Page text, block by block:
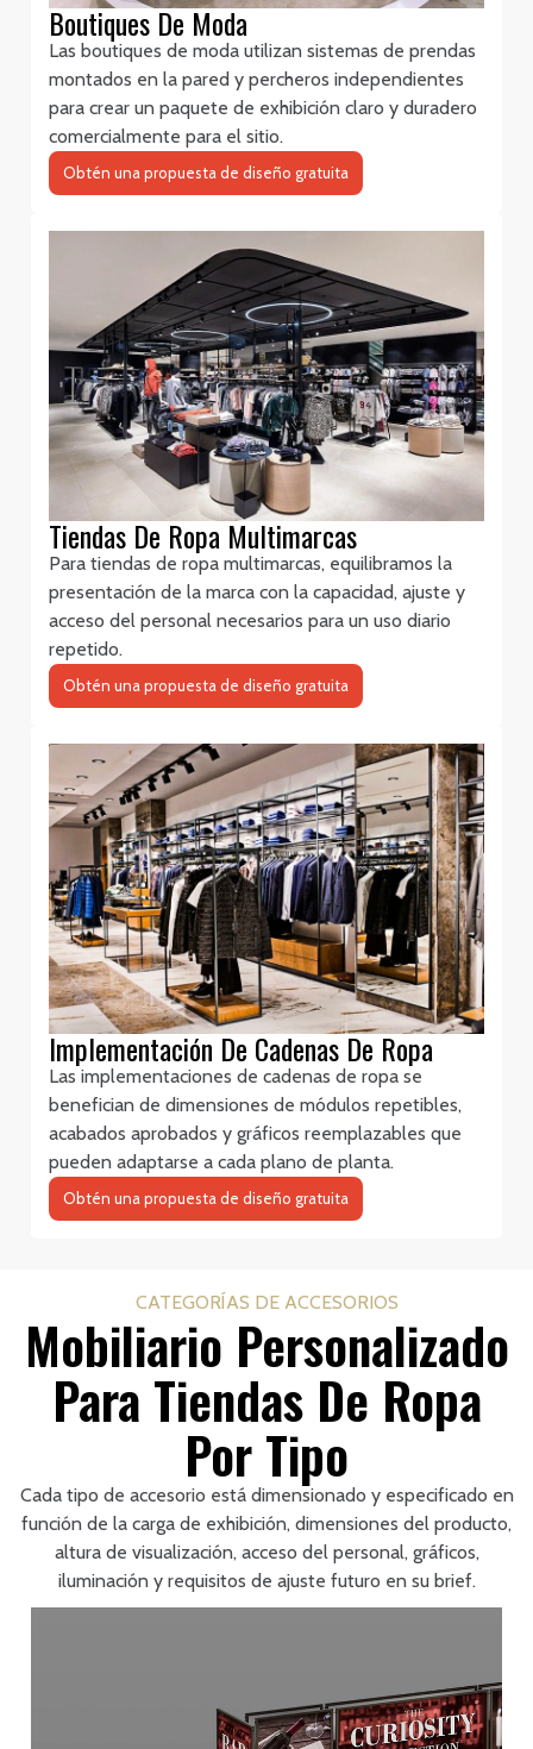
Boutiques De Moda
Las boutiques de moda utilizan sistemas de prendas
montados en la pared y percheros independientes
para crear un paquete de exhibición claro y duradero
comercialmente para el sitio.
Obtén una propuesta de diseño gratuita
Tiendas De Ropa Multimarcas
Para tiendas de ropa multimarcas, equilibramos la
presentación de la marca con la capacidad, ajuste y
acceso del personal necesarios para un uso diario
repetido.
Obtén una propuesta de diseño gratuita
Implementación De Cadenas De Ropa
Las implementaciones de cadenas de ropa se
benefician de dimensiones de módulos repetibles,
acabados aprobados y gráficos reemplazables que
pueden adaptarse a cada plano de planta.
Obtén una propuesta de diseño gratuita
CATEGORÍAS DE ACCESORIOS
Mobiliario Personalizado
Para Tiendas De Ropa
Por Tipo
Cada tipo de accesorio está dimensionado y especificado en
función de la carga de exhibición, dimensiones del producto,
altura de visualización, acceso del personal, gráficos,
iluminación y requisitos de ajuste futuro en su brief.